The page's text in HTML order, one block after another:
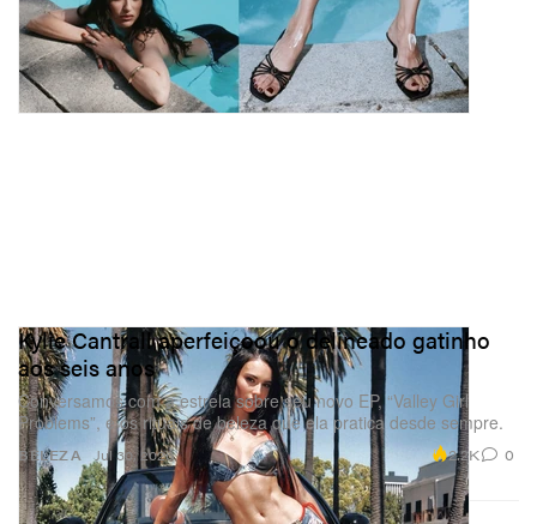
BELEZA
Kylie Cantrall aperfeiçoou o delineado gatinho
aos seis anos
Conversamos com a estrela sobre seu novo EP, “Valley Girl
Problems”, e os rituais de beleza que ela pratica desde sempre.
Jul 30, 2026 2.2K 0